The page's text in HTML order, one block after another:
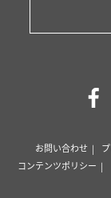
お問い合わせ
コンテンツポリシー